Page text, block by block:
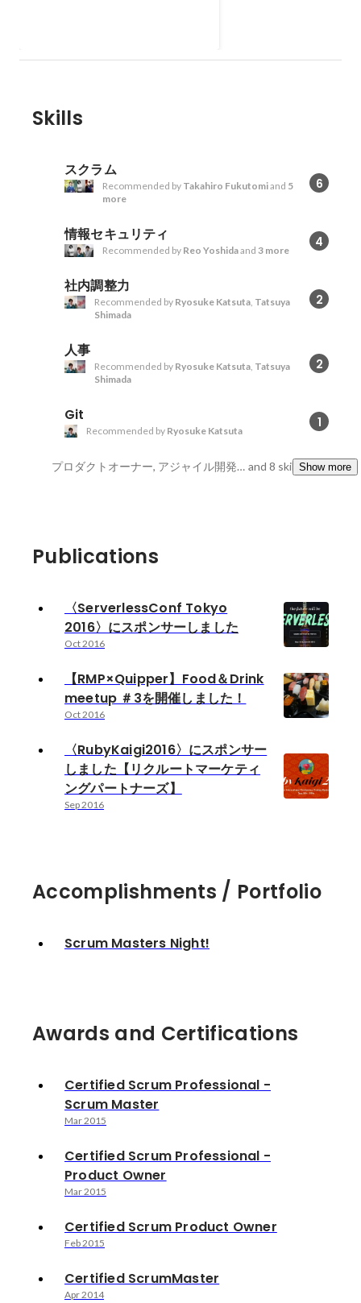
Skills
スクラム
6
Recommended by Takahiro Fukutomiand 5
more
情報セキュリティ 4
Recommended by Reo Yoshidaand 3 more
社内調整力
2
Recommended by Ryosuke Katsuta, Tatsuya
Shimada
人事
2
Recommended by Ryosuke Katsuta, Tatsuya
Shimada
Git 1
Recommended by Ryosuke Katsuta
プロダクトオーナー, アジャイル開発, AWS and 8 skillsShow more
Publications
〈ServerlessConf Tokyo
2016〉にスポンサーしました
Oct 2016
【RMP×Quipper】Food＆Drink
meetup ＃3を開催しました！
Oct 2016
〈RubyKaigi2016〉にスポンサー
しました【リクルートマーケティ
ングパートナーズ】
Sep 2016
Accomplishments / Portfolio
Scrum Masters Night!
Awards and Certifications
Certified Scrum Professional -
Scrum Master
Mar 2015
Certified Scrum Professional -
Product Owner
Mar 2015
Certified Scrum Product Owner
Feb 2015
Certified ScrumMaster
Apr 2014